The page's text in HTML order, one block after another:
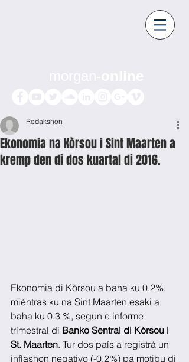
Ekonomia na Kòrsou i Sint Maarten a
kremp den di dos kuartal di 2016.
Redakshon
Ekonomia di Kòrsou a baha ku 0.2%,
miéntras ku na Sint Maarten esaki a
baha ku 0.3 %, segun e informe
trimestral di Banko Sentral di Kòrsou i
St. Maarten. Tur dos país a registrá un
inflashon negativo (-0,2%) pa motibu di